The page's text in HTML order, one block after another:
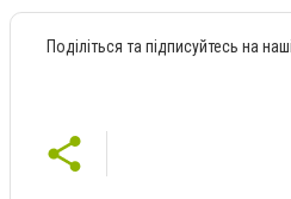
Поділіться та підписуйтесь на